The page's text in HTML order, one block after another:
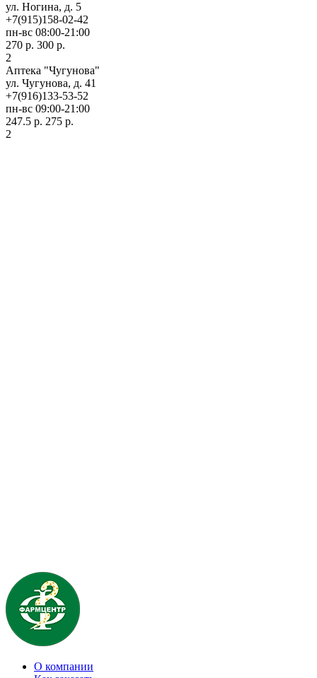
ул. Ногина, д. 5
+7(915)158-02-42
пн-вс 08:00-21:00
270 р. 300 р.
2
Аптека "Чугунова"
ул. Чугунова, д. 41
+7(916)133-53-52
пн-вс 09:00-21:00
247.5 р. 275 р.
2
О компании